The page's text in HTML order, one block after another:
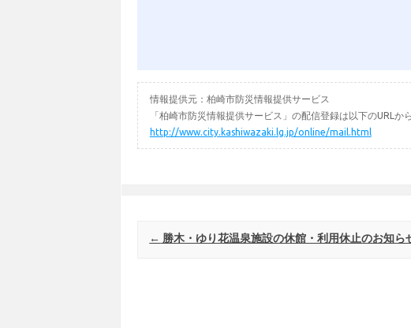
情報提供元：柏崎市防災情報提供サービス
「柏崎市防災情報提供サービス」の配信登録は以下のURLから
http://www.city.kashiwazaki.lg.jp/online/mail.html
Post navigation
← 勝木・ゆり花温泉施設の休館・利用休止のお知ら